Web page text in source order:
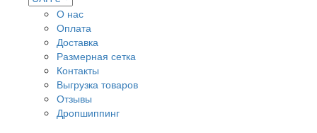
О нас
Оплата
Доставка
Размерная сетка
Контакты
Выгрузка товаров
Отзывы
Дропшиппинг